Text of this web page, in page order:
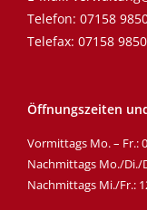
Telefon: 07158
Telefax: 07158
Öffnungszeiten
Vormittags Mo. – Fr.:
Nachmittags Mo./Di./
Nachmittags Mi./Fr.: